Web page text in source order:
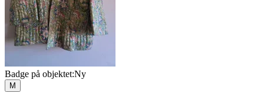
Badge på objektet:Ny
M